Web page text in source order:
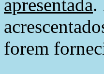
apresentada.
forem